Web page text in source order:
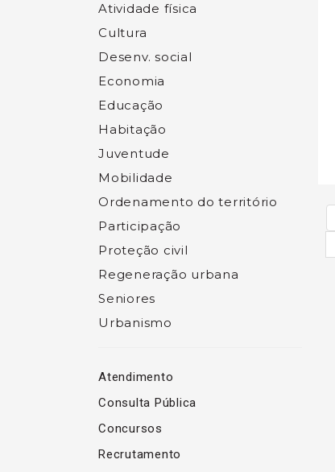
Atividade física
Cultura
Desenv. social
Economia
Educação
Habitação
Juventude
Mobilidade
Ordenamento do território
Participação
Proteção civil
Regeneração urbana
Seniores
Urbanismo
Atendimento
Consulta Pública
Concursos
Recrutamento